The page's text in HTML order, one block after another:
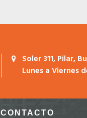
Soler 311, Pilar,
Lunes a Viernes
CONTACTO